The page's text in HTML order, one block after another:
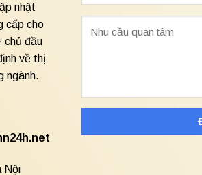
nhật
cấp cho
chủ đầu
về thị
ngành.
Nội